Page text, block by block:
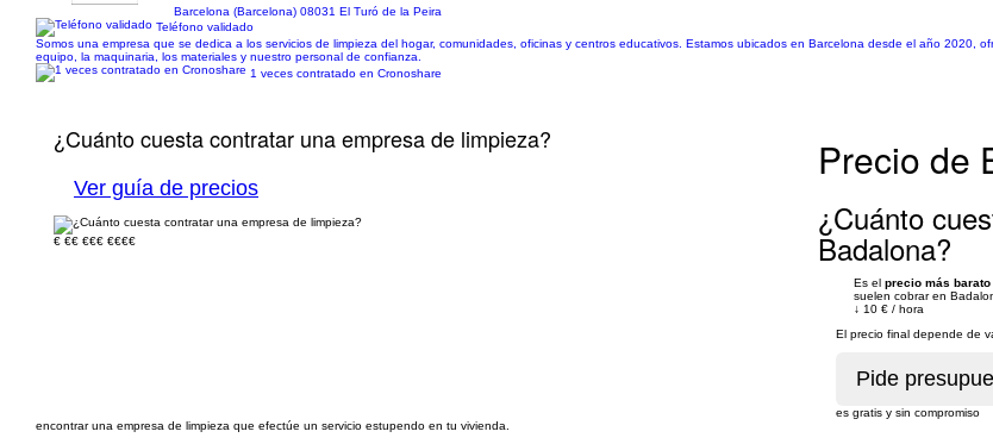
Barcelona (Barcelona) 08031 El Turó de la Peira
Teléfono validado
Somos una empresa que se dedica a los servicios de limpieza del hogar, comunidades, oficinas y centros educativos. Estamos ubicados en Barcelona desde el año 2020,
equipo, la maquinaria, los materiales y nuestro personal de confianza.
1 veces contratado en Cronoshare
¿Cuánto cuesta contratar una empresa de limpieza?
Ver guía de precios
€ €€ €€€ €€€€
Precio de
¿Cuánto
Badalona?
Es el precio más barato
suelen cobrar en
↓ 10 € / hora
El precio final depende de
es gratis y sin compromiso
encontrar una empresa de limpieza que efectúe un servicio estupendo en tu vivienda.